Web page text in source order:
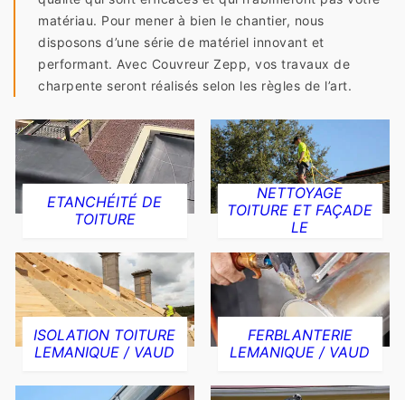
matériau. Pour mener à bien le chantier, nous
disposons d’une série de matériel innovant et
performant. Avec Couvreur Zepp, vos travaux de
charpente seront réalisés selon les règles de l’art.
ETANCHÉITÉ DE
TOITURE
NETTOYAGE
TOITURE ET FAÇADE
LE
ISOLATION TOITURE
LEMANIQUE / VAUD
FERBLANTERIE
LEMANIQUE / VAUD